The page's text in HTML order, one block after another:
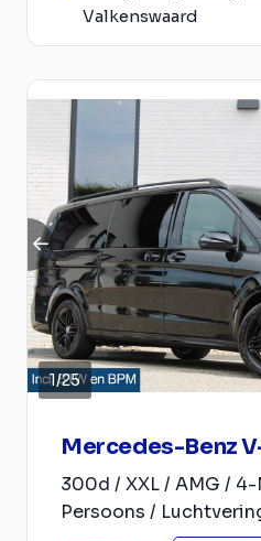
Valkenswaard
1/25
Mercedes-Benz
300d / XXL / AMG /
Persoons /